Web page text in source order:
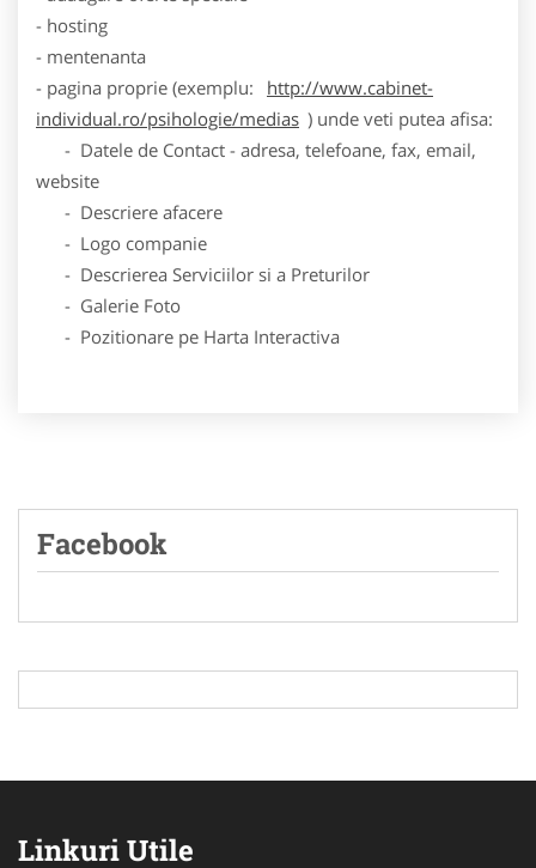
- hosting
- mentenanta
- pagina proprie (exemplu:
http://www.cabinet-
individual.ro/psihologie/medias ) unde veti putea afisa:
- Datele de Contact - adresa, telefoane, fax, email,
website
- Descriere afacere
- Logo companie
- Descrierea Serviciilor si a Preturilor
- Galerie Foto
- Pozitionare pe Harta Interactiva
Facebook
Linkuri Utile